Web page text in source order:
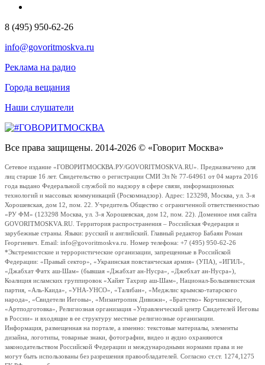
8 (495) 950-62-26
info@govoritmoskva.ru
Реклама на радио
Города вещания
Наши слушатели
Все права защищены. 2014-2026 © «Говорит Москва»
Сетевое издание «ГОВОРИТМОСКВА.РУ/GOVORITMOSKVA.RU». Предназначено для
лиц старше 16 лет. Свидетельство о регистрации СМИ Эл № 77-64961 от 04 марта 2016
года выдано Федеральной службой по надзору в сфере связи, информационных
технологий и массовых коммуникаций (Роскомнадзор). Адрес: 123298, Москва, ул. 3-я
Хорошевская, дом 12, пом. 22. Учредитель Общество с ограниченной ответственностью
«РУ ФМ» (123298 Москва, ул. 3-я Хорошевская, дом 12, пом. 22). Доменное имя сайта
GOVORITMOSKVA.RU. Территория распространения – Российская Федерация и
зарубежные страны. Языки: русский и английский. Главный редактор Бабаян Роман
Георгиевич. Email: info@govoritmoskva.ru. Номер телефона: +7 (495) 950-62-26
*Экстремистские и террористические организации, запрещенные в Российской
Федерации: «Правый сектор», «Украинская повстанческая армия» (УПА), «ИГИЛ»,
«Джабхат Фатх аш-Шам» (бывшая «Джабхат ан-Нусра», «Джебхат ан-Нусра»),
Коалиция исламских группировок «Хайят Тахрир аш-Шам», Национал-Большевистская
партия, «Аль-Каида», «УНА-УНСО», «Талибан», «Меджлис крымско-татарского
народа», «Свидетели Иеговы», «Мизантропик Дивижн», «Братство» Корчинского,
«Артподготовка», Религиозная организация «Управленческий центр Свидетелей Иеговы
в России» и входящие в ее структуру местные религиозные организации.
Информация, размещенная на портале, а именно: текстовые материалы, элементы
дизайна, логотипы, товарные знаки, фотографии, видео и аудио охраняются
законодательством Российской Федерации и международными нормами права и не
могут быть использованы без разрешения правообладателей. Согласно ст.ст. 1274,1275